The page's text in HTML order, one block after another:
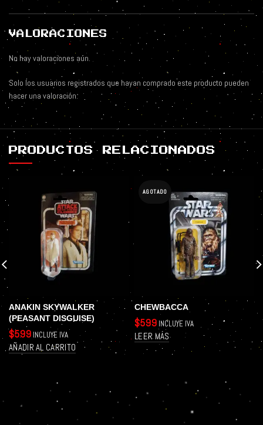
VALORACIONES
No hay valoraciones aún.
Solo los usuarios registrados que hayan comprado este producto pueden
hacer una valoración.
PRODUCTOS RELACIONADOS
ANAKIN SKYWALKER
(PEASANT DISGUISE)
$599 INCLUYE IVA
AÑADIR AL CARRITO
AGOTADO
CHEWBACCA
$599 INCLUYE IVA
LEER MÁS